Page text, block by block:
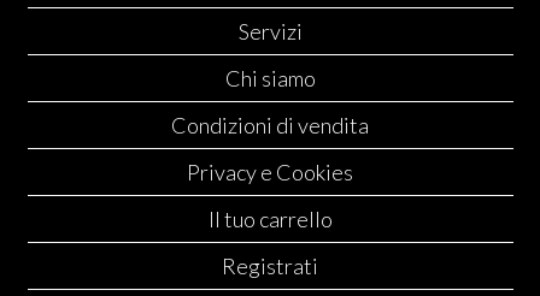
Servizi
Chi siamo
Condizioni di vendita
Privacy e Cookies
Il tuo carrello
Registrati